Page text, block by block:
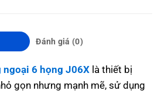
Đánh giá (0)
ngoại 6 họng J06X là thiết bị
gọn nhưng mạnh mẽ, sử dụng